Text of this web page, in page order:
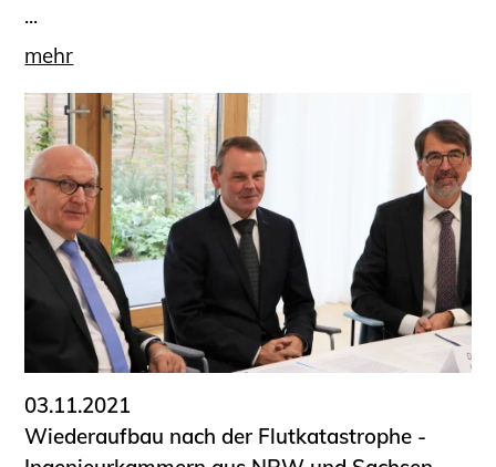
...
mehr
03.11.2021
Wiederaufbau nach der Flutkatastrophe -